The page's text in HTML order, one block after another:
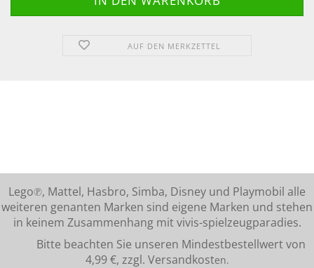
AUF DEN MERKZETTEL
Lego℗, Mattel, Hasbro, Simba, Disney und Playmobil alle
weiteren genanten Marken sind eigene Marken und stehen
in keinem Zusammenhang mit vivis-spielzeugparadies.
Bitte beachten Sie unseren Mindestbestellwert von
4,99 €, zzgl. Versandkosten.